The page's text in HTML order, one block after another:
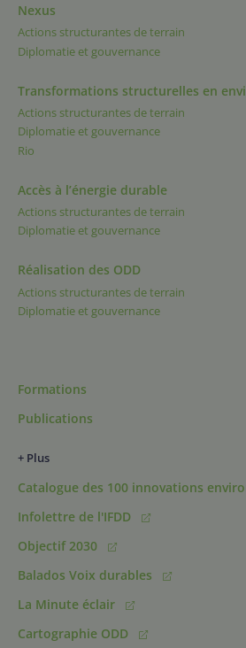
Nexus
Actions structurantes de terrain
Diplomatie et gouvernance
Transformations structurelles en
Actions structurantes de terrain
Diplomatie et gouvernance
Rio
Accès à l’énergie durable
Actions structurantes de terrain
Diplomatie et gouvernance
Réalisation des ODD
Actions structurantes de terrain
Diplomatie et gouvernance
Formations
Publications
+ Plus
Catalogue des 100 innovations
Infolettre de l'IFDD
Objectif 2030
Balados Voix durables
La Minute éclair
Cartographie ODD